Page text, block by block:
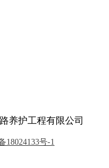
养护工程有限公司
18024133号-1